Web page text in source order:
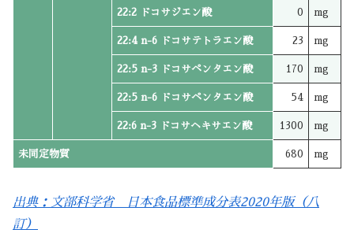
22:2 ドコサジエン酸 0 mg
22:4 n-6 ドコサテトラエン酸 23 mg
22:5 n-3 ドコサペンタエン酸 170 mg
22:5 n-6 ドコサペンタエン酸 54 mg
22:6 n-3 ドコサヘキサエン酸 1300 mg
未同定物質 680 mg
出典：文部科学省 日本食品標準成分表2020年版（八
訂）